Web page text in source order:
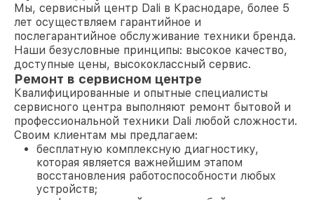
Мы, сервисный центр Dali в Краснодаре, более 5
лет осуществляем гарантийное и
послегарантийное обслуживание техники бренда.
Наши безусловные принципы: высокое качество,
доступные цены, высококлассный сервис.
Ремонт в сервисном центре
Квалифицированные и опытные специалисты
сервисного центра выполняют ремонт бытовой и
профессиональной техники Dali любой сложности.
Своим клиентам мы предлагаем:
бесплатную комплексную диагностику,
которая является важнейшим этапом
восстановления работоспособности любых
устройств;